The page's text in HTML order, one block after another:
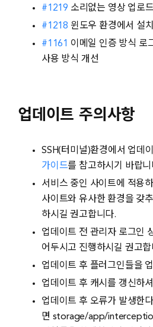
#1219 소리없는 영상 업로
#1218 윈도우 환경에서 설
#1161 이메일 인증 방식 로
사용 방식 개선
업데이트 주의사항
SSH(터미널)환경에서 업데
가이드를 참고하시기 바랍니
서비스 중인 사이트에 적용
사이트와 유사한 환경을 갖
하시길 권고합니다.
업데이트 전 관리자 로그인
어두시고 진행하시길 권고합
업데이트 후 플러그인들을
업데이트 후 캐시를 갱신하
업데이트 후 오류가 발생한다
면 storage/app/